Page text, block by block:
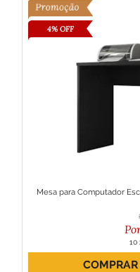
4% OFF
Mesa para Computador
10
ou R$
COMPRAR